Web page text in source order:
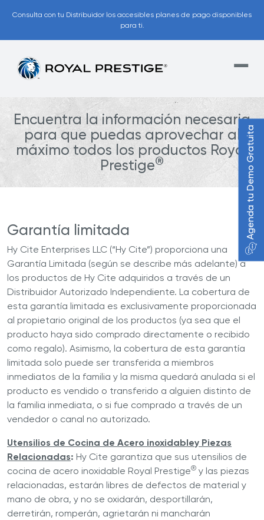
Consulta con tu Distribuidor los accesibles planes de pago disponibles
para ti.
Encuentra la información necesaria
para que puedas aprovechar al
máximo todos los productos Royal
Prestige®
Garantía limitada
Hy Cite Enterprises LLC (“Hy Cite”) proporciona una
Garantía Limitada (según se describe más adelante) a
los productos de Hy Cite adquiridos a través de un
Distribuidor Autorizado Independiente. La cobertura de
esta garantía limitada es exclusivamente proporcionada
al propietario original de los productos (ya sea que el
producto haya sido comprado directamente o recibido
como regalo). Asimismo, la cobertura de esta garantía
limitada solo puede ser transferida a miembros
inmediatos de la familia y la misma quedará anulada si el
producto es vendido o transferido a alguien distinto de
la familia inmediata, o si fue comprado a través de un
vendedor o canal no autorizado.
Utensilios de Cocina de Acero inoxidabley Piezas
Relacionadas: Hy Cite garantiza que sus utensilios de
cocina de acero inoxidable Royal Prestige® y las piezas
relacionadas, estarán libres de defectos de material y
mano de obra, y no se oxidarán, desportillarán,
derretirán, romperán, agrietarán ni mancharán
Agenda tu Demo Gratuita